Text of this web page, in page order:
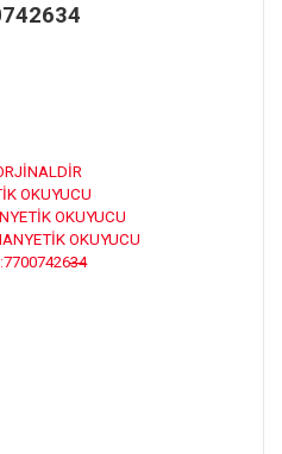
OKUYUCU
OKUYUCU
OKUYUCU
7700742634